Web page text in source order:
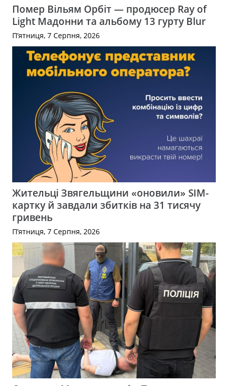
Помер Вільям Орбіт — продюсер Ray of
Light Мадонни та альбому 13 гурту Blur
П’ятниця, 7 Серпня, 2026
Жительці Звягельщини «оновили» SIM-
картку й завдали збитків на 31 тисячу
гривень
П’ятниця, 7 Серпня, 2026